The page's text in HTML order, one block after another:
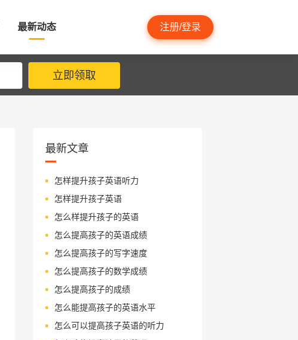
最新动态 注册/登录
立即领取
最新文章
怎样提升孩子英语听力
怎样提升孩子英语
怎么样提升孩子的英语
怎么提高孩子的英语成绩
怎么提高孩子的写字速度
怎么提高孩子的数学成绩
怎么提高孩子的成绩
怎么能提高孩子的英语水平
怎么可以提高孩子英语的听力